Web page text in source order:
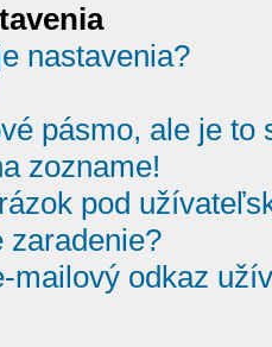
nastavenia?
pásmo, ale je to
zozname!
pod
zaradenie?
mailový odkaz